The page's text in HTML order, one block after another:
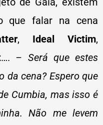
que falar na cena
, Ideal Victim,
…. – Será que estes
da cena? Espero que
Cumbia, mas isso é
Não me levem